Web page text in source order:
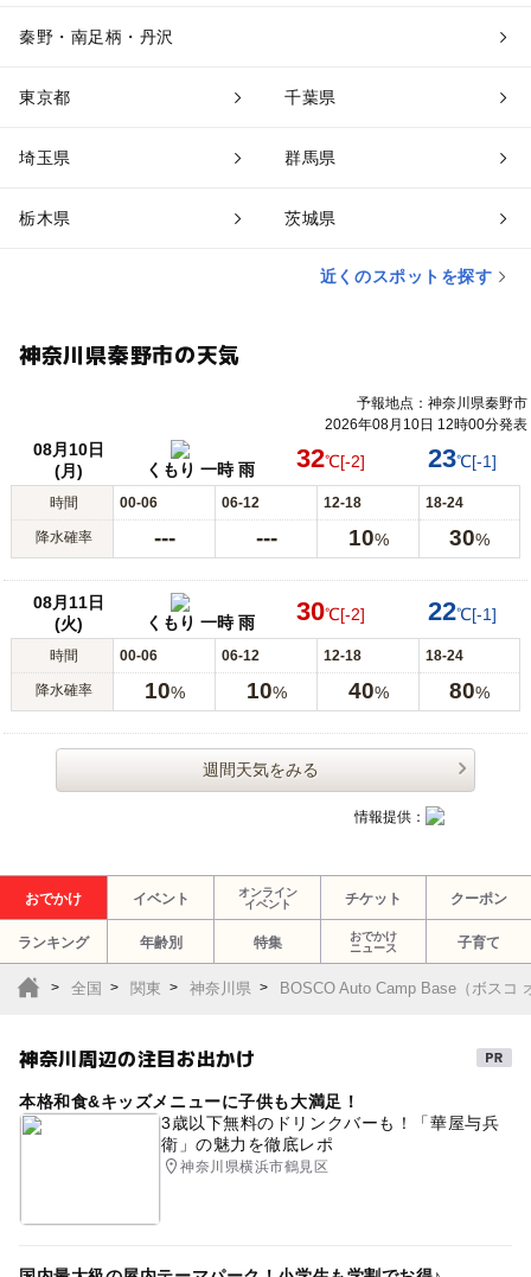
秦野・南足柄・丹沢
東京都 千葉県
埼玉県 群馬県
栃木県 茨城県
近くのスポットを探す
神奈川県秦野市の天気
予報地点：神奈川県秦野市
2026年08月10日 12時00分発表
08月10日
(月)
くもり 一時 雨 32℃[-2] 23℃[-1]
時間 00-06 06-12 12-18 18-24
降水確率 --- --- 10% 30%
08月11日
(火)
くもり 一時 雨 30℃[-2] 22℃[-1]
時間 00-06 06-12 12-18 18-24
降水確率 10% 10% 40% 80%
週間天気をみる
情報提供：
おでかけ イベント
オンライン
イベント
チケット クーポン
ランキング 年齢別 特集
おでかけ
ニュース
子育て
全国 関東 神奈川県 BOSCO Auto Camp Base（ボスコ
神奈川周辺の注目お出かけ
本格和食&キッズメニューに子供も大満足！
3歳以下無料のドリンクバーも！「華屋与兵
衛」の魅力を徹底レポ
神奈川県横浜市鶴見区